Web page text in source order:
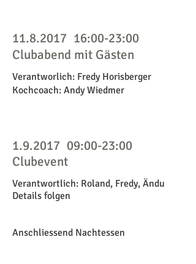
11.8.2017 16:00-23:00
Clubabend mit Gästen
Verantworlich: Fredy Horisberger
Kochcoach: Andy Wiedmer
1.9.2017 09:00-23:00
Clubevent
Verantwortlich: Roland, Fredy, Ändu
Details folgen
Anschliessend Nachtessen